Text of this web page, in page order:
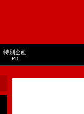
特別企画
PR